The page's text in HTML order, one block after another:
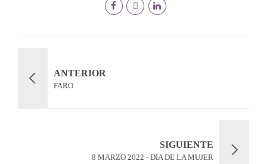
ANTERIOR
FARO
SIGUIENTE
8 MARZO 2022 - DIA DE LA MUJER